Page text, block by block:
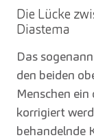
Die Lücke
Diastema
Das
den beiden
Menschen
korrigiert
behandelnde